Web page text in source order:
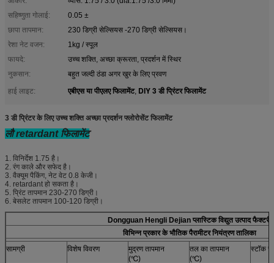
सहिष्णुता गोलाई:
0.05 ±
छापा तापमान:
230 डिग्री सेल्सियस -270 डिग्री सेल्सियस।
रेशा नेट वजन:
1kg / स्पूल
फायदे:
उच्च शक्ति, अच्छा क्रूरता, प्रदर्शन में स्थिर
नुकसान:
बहुत जल्दी ठंडा अगर खुर के लिए प्रवण
हाई लाइट:
एबीएस या पीएलए फिलामेंट, DIY 3 डी प्रिंटर फिलामेंट
3 डी प्रिंटर के लिए उच्च शक्ति अच्छा प्रदर्शन फ्लोरोसेंट फिलामेंट
लौ retardant फिलामेंट
1. विनिर्देश 1.75 है।
2. रंग काले और सफेद है।
3. वैक्यूम पैकिंग, नेट वेट 0.8 केजी।
4. retardant हो सकता है।
5. प्रिंट तापमान 230-270 डिग्री।
6. बेसलेट तापमान 100-120 डिग्री।
Dongguan Hengli Dejian प्लास्टिक विद्युत उत्पाद फैक्टरी
विभिन्न प्रकार के भौतिक पैरामीटर नियंत्रण तालिका
सामग्री
विशेष विवरण
मुद्रण तापमान
(℃)
तल का तापमान
(℃)
स्टॉक